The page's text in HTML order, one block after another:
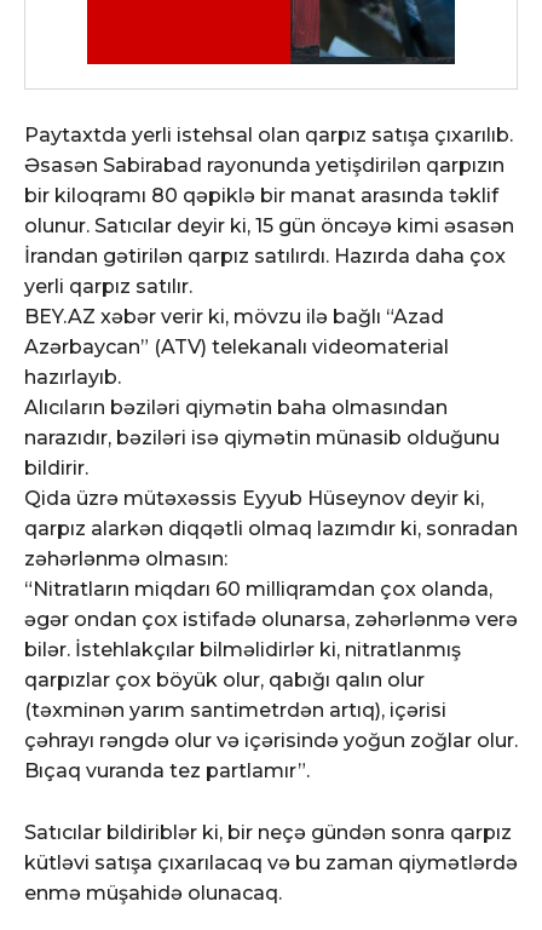
Paytaxtda yerli istehsal olan qarpız satışa çıxarılıb.
Əsasən Sabirabad rayonunda yetişdirilən qarpızın
bir kiloqramı 80 qəpiklə bir manat arasında təklif
olunur. Satıcılar deyir ki, 15 gün öncəyə kimi əsasən
İrandan gətirilən qarpız satılırdı. Hazırda daha çox
yerli qarpız satılır.
BEY.AZ xəbər verir ki, mövzu ilə bağlı “Azad
Azərbaycan” (ATV) telekanalı videomaterial
hazırlayıb.
Alıcıların bəziləri qiymətin baha olmasından
narazıdır, bəziləri isə qiymətin münasib olduğunu
bildirir.
Qida üzrə mütəxəssis Eyyub Hüseynov deyir ki,
qarpız alarkən diqqətli olmaq lazımdır ki, sonradan
zəhərlənmə olmasın:
“Nitratların miqdarı 60 milliqramdan çox olanda,
əgər ondan çox istifadə olunarsa, zəhərlənmə verə
bilər. İstehlakçılar bilməlidirlər ki, nitratlanmış
qarpızlar çox böyük olur, qabığı qalın olur
(təxminən yarım santimetrdən artıq), içərisi
çəhrayı rəngdə olur və içərisində yoğun zoğlar olur.
Bıçaq vuranda tez partlamır”.
Satıcılar bildiriblər ki, bir neçə gündən sonra qarpız
kütləvi satışa çıxarılacaq və bu zaman qiymətlərdə
enmə müşahidə olunacaq.